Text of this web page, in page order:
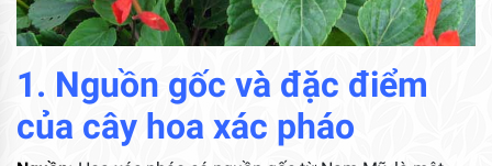
1. Nguồn gốc và đặc điểm
của cây hoa xác pháo